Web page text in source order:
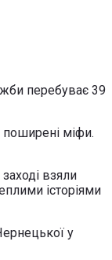
перебуває 39
поширені міфи.
взяли
історіями
у